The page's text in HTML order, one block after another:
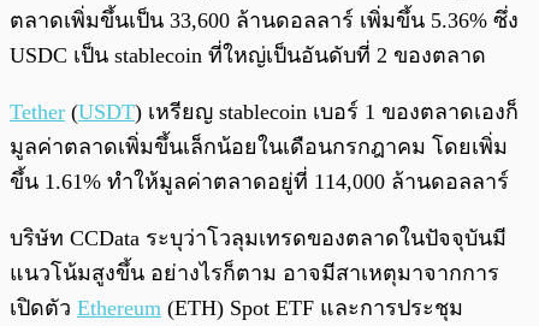
ตลาดเพิ่มขึ้นเป็น 33,600 ล้านดอลลาร์ เพิ่มขึ้น 5.36% ซึ่ง
USDC เป็น stablecoin ที่ใหญ่เป็นอันดับที่ 2 ของตลาด
Tether (USDT) เหรียญ stablecoin เบอร์ 1 ของตลาดเองก็
มูลค่าตลาดเพิ่มขึ้นเล็กน้อยในเดือนกรกฎาคม โดยเพิ่ม
ขึ้น 1.61% ทำให้มูลค่าตลาดอยู่ที่ 114,000 ล้านดอลลาร์
บริษัท CCData ระบุว่าโวลุมเทรดของตลาดในปัจจุบันมี
แนวโน้มสูงขึ้น อย่างไรก็ตาม อาจมีสาเหตุมาจากการ
เปิดตัว Ethereum (ETH) Spot ETF และการประชุม